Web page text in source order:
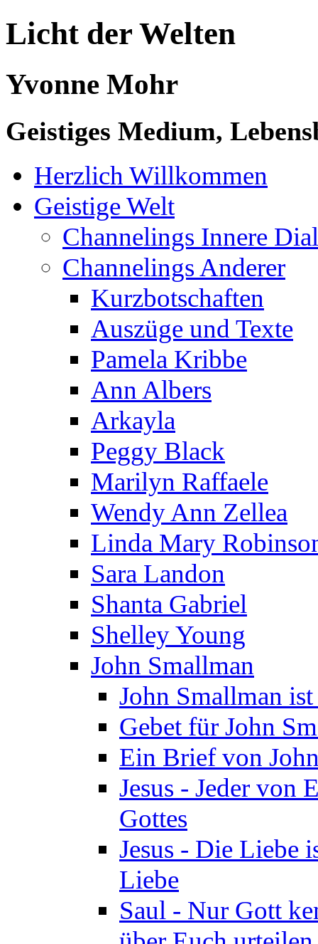
Licht der Welten
Yvonne Mohr
Geistiges Medium,
Herzlich Willkommen
Geistige Welt
Channelings Innere
Channelings Anderer
Kurzbotschaften
Auszüge und Texte
Pamela Kribbe
Ann Albers
Arkayla
Peggy Black
Marilyn Raffaele
Wendy Ann Zellea
Linda Mary
Sara Landon
Shanta Gabriel
Shelley Young
John Smallman
John Smallman
Gebet für John
Ein Brief von
Jesus - Jeder von
Gottes
Jesus - Die Liebe
Liebe
Saul - Nur Gott